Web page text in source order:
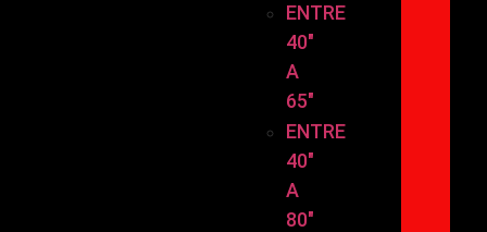
ENTRE
40″
A
65″
ENTRE
40″
A
80″